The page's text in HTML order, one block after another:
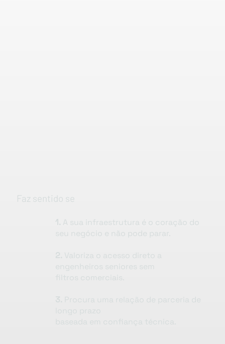
Faz sentido se
1. A sua infraestrutura é o coração do
seu negócio e não pode parar.
2. Valoriza o acesso direto a